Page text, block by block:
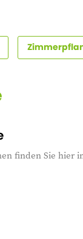
finden Sie hier